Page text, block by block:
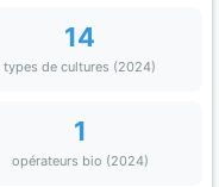
14
types de cultures (2024)
1
opérateurs bio (2024)